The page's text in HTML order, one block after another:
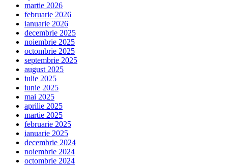
martie 2026
februarie 2026
ianuarie 2026
decembrie 2025
noiembrie 2025
octombrie 2025
septembrie 2025
august 2025
iulie 2025
iunie 2025
mai 2025
aprilie 2025
martie 2025
februarie 2025
ianuarie 2025
decembrie 2024
noiembrie 2024
octombrie 2024